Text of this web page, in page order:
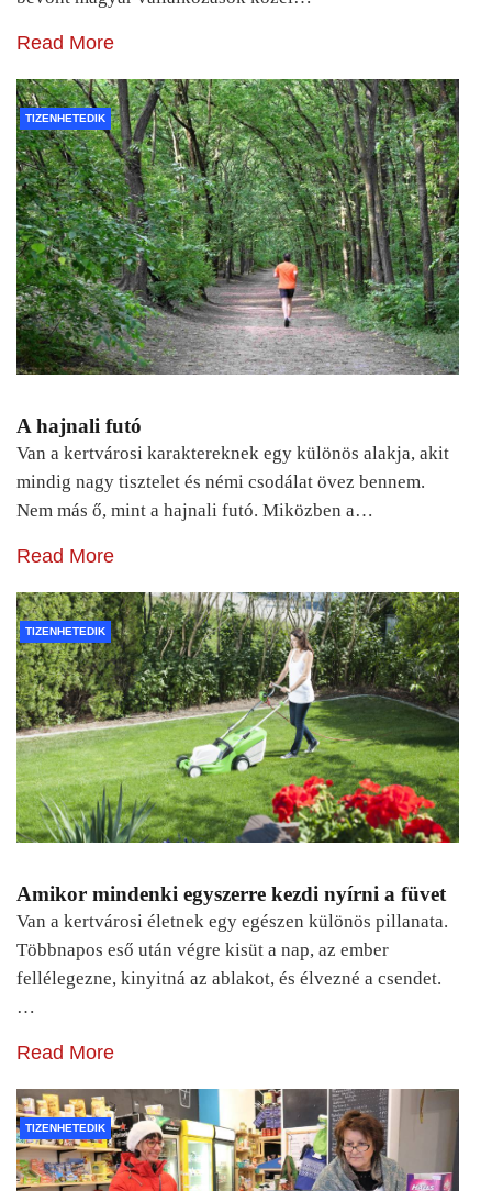
Read More
TIZENHETEDIK
A hajnali futó
Van a kertvárosi karaktereknek egy különös alakja, akit
mindig nagy tisztelet és némi csodálat övez bennem.
Nem más ő, mint a hajnali futó. Miközben a…
Read More
TIZENHETEDIK
Amikor mindenki egyszerre kezdi nyírni a füvet
Van a kertvárosi életnek egy egészen különös pillanata.
Többnapos eső után végre kisüt a nap, az ember
fellélegezne, kinyitná az ablakot, és élvezné a csendet.
…
Read More
TIZENHETEDIK